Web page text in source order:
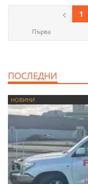
1
Първа
ПОСЛЕДНИ
НОВИНИ